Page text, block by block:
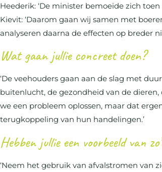
Heederik: ‘De minister bemoeide zich
Kievit: ‘Daarom gaan wij samen met
analyseren daarna de effecten op breder
Wat gaan jullie concreet doen?
‘De veehouders gaan aan de slag met
buitenlucht, de gezondheid van de
we een probleem oplossen, maar dat
terugkoppeling van hun handelingen.’
Hebben jullie een voorbeeld van
‘Neem het gebruik van afvalstromen van